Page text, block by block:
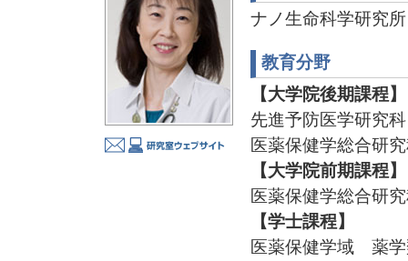
ナノ生命科学研究
教育分野
【大学院後期課程】
先進予防医学研究科
医薬保健学総合研
【大学院前期課程】
医薬保健学総合研
【学士課程】
医薬保健学域 薬